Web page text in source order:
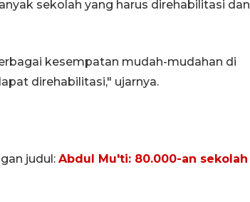
sekolah yang harus direhabilitasi dan
kesempatan mudah-mudahan di
direhabilitasi," ujarnya.
judul: Abdul Mu'ti: 80.000-an sekolah